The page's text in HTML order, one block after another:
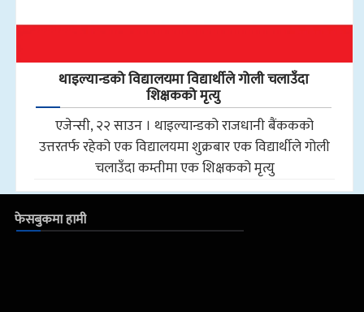
थाइल्यान्डको विद्यालयमा विद्यार्थीले गोली चलाउँदा
शिक्षकको मृत्यु
एजेन्सी, २२ साउन । थाइल्यान्डको राजधानी बैंककको
उत्तरतर्फ रहेको एक विद्यालयमा शुक्रबार एक विद्यार्थीले गोली
चलाउँदा कम्तीमा एक शिक्षकको मृत्यु
फेसबुकमा हामी